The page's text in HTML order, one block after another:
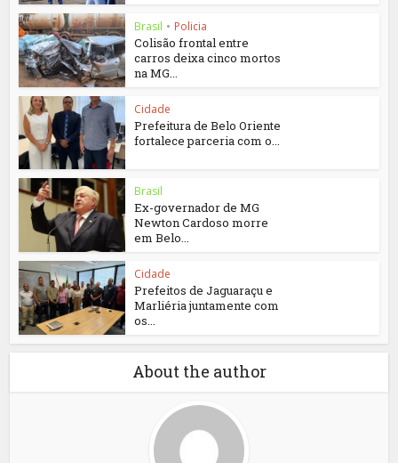
Brasil • Policia
Colisão frontal entre
carros deixa cinco mortos
na MG...
Cidade
Prefeitura de Belo Oriente
fortalece parceria com o...
Brasil
Ex-governador de MG
Newton Cardoso morre
em Belo...
Cidade
Prefeitos de Jaguaraçu e
Marliéria juntamente com
os...
About the author